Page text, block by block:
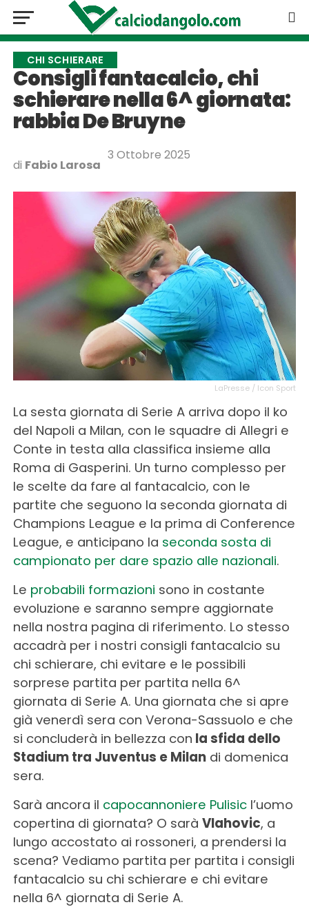
CHI SCHIERARE
Consigli fantacalcio, chi
schierare nella 6^ giornata:
rabbia De Bruyne
di Fabio Larosa
3 Ottobre 2025
LaPresse / Icon Sport
La sesta giornata di Serie A arriva dopo il ko
del Napoli a Milan, con le squadre di Allegri e
Conte in testa alla classifica insieme alla
Roma di Gasperini. Un turno complesso per
le scelte da fare al fantacalcio, con le
partite che seguono la seconda giornata di
Champions League e la prima di Conference
League, e anticipano la seconda sosta di
campionato per dare spazio alle nazionali.
Le probabili formazioni sono in costante
evoluzione e saranno sempre aggiornate
nella nostra pagina di riferimento. Lo stesso
accadrà per i nostri consigli fantacalcio su
chi schierare, chi evitare e le possibili
sorprese partita per partita nella 6^
giornata di Serie A. Una giornata che si apre
già venerdì sera con Verona-Sassuolo e che
si concluderà in bellezza con la sfida dello
Stadium tra Juventus e Milandi domenica
sera.
Sarà ancora il capocannoniere Pulisicl’uomo
copertina di giornata? O sarà Vlahovic, a
lungo accostato ai rossoneri, a prendersi la
scena? Vediamo partita per partita i consigli
fantacalcio su chi schierare e chi evitare
nella 6^ giornata di Serie A.